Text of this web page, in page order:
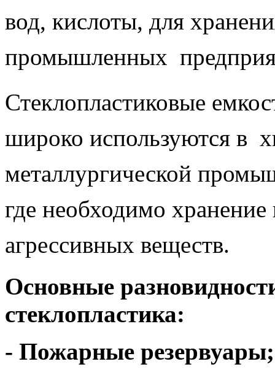
вод, кислоты, для
промышленных
Стеклопластиковые
широко используются в
металлургической
где необходимо
агрессивных веществ.
Основные
стеклопластика:
- Пожарные резервуары;